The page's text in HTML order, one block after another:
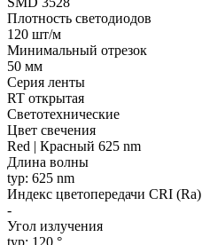
Плотность светодиодов
120 шт/м
Минимальный отрезок
50 мм
Серия ленты
RT открытая
Светотехнические
Цвет свечения
Red | Красный 625 nm
Длина волны
typ: 625 nm
Индекс цветопередачи CRI (Ra)
-
Угол излучения